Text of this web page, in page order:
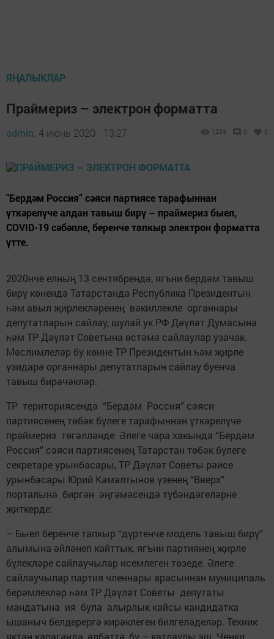
ЯҢАЛЫКЛАР
Праймериз – электрон форматта
admin, 4 июнь 2020 - 13:27 1293 0 0
"Бердәм Россия” сәяси партиясе тарафыннан
үткәрелүче алдан тавыш бирү – праймериз быел,
COVID-19 сәбәпле, беренче тапкыр электрон форматта
үтте.
2020нче елның 13 сентябрендә, ягъни бердәм тавыш
бирү көнендә Татарстанда Республика Президентын
һәм авыл җирлекләренең вәкиллекле органнары
депутатларын сайлау, шулай ук РФ Дәүләт Думасына
һәм ТР Дәүләт Советына өстәмә сайлаулар узачак.
Мөслимлеләр бу көнне ТР Президентын һәм җирле
үзидарә органнары депутатларын сайлау буенча
тавыш бирәчәкләр.
ТР териториясендә “Бердәм Россия” сәяси
партиясенең төбәк бүлеге тарафыннан үткәрелүче
праймериз төгәлләнде. Әлеге чара хакында “Бердәм
Россия” сәяси партиясенең Татарстан төбәк бүлеге
секретаре урынбасары, ТР Дәүләт Советы рәисе
урынбасары Юрий Камалтынов үзенең “Вверх”
порталына биргән әңгәмәсендә түбәндәгеләрне
җиткерде:
– Быел беренче тапкыр “дүртенче модель тавыш бирү”
алымына әйләнеп кайттык, ягъни партиянең җирле
бүлекләре сайлаучылар исемлеген төзеде. Әлеге
сайлаучылар партия членнары арасыннан муниципаль
берәмлекләр һәм ТР Дәүләт Советы депутаты
мандатына ия була алырлык кайсы кандидатка
ышаныч белдерергә кирәклеген билгеләделәр. Техник
яктан караганда, әлбәттә, бу – катлаулы эш. Чөнки